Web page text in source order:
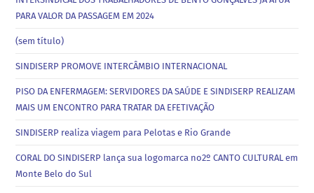
PARA VALOR DA PASSAGEM EM 2024
(sem título)
SINDISERP PROMOVE INTERCÂMBIO INTERNACIONAL
PISO DA ENFERMAGEM: SERVIDORES DA SAÚDE E SINDISERP REALIZAM
MAIS UM ENCONTRO PARA TRATAR DA EFETIVAÇÃO
SINDISERP realiza viagem para Pelotas e Rio Grande
CORAL DO SINDISERP lança sua logomarca no2º CANTO CULTURAL em
Monte Belo do Sul